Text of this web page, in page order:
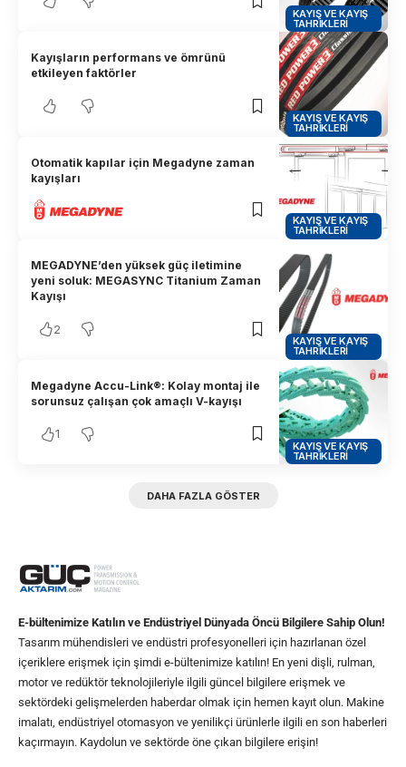
KAYIŞ VE KAYIŞ
TAHRIKLERI
KAYIŞ VE KAYIŞ
TAHRIKLERI
Kayışların performans ve ömrünü
etkileyen faktörler
KAYIŞ VE KAYIŞ
TAHRIKLERI
Otomatik kapılar için Megadyne zaman
kayışları
KAYIŞ VE KAYIŞ
TAHRIKLERI
MEGADYNE’den yüksek güç iletimine
yeni soluk: MEGASYNC Titanium Zaman
Kayışı
2
KAYIŞ VE KAYIŞ
TAHRIKLERI
Megadyne Accu-Link®: Kolay montaj ile
sorunsuz çalışan çok amaçlı V-kayışı
1
DAHA FAZLA GÖSTER
E-bültenimize Katılın ve Endüstriyel Dünyada Öncü Bilgilere Sahip Olun!
Tasarım mühendisleri ve endüstri profesyonelleri için hazırlanan özel
içeriklere erişmek için şimdi e-bültenimize katılın! En yeni dişli, rulman,
motor ve redüktör teknolojileriyle ilgili güncel bilgilere erişmek ve
sektördeki gelişmelerden haberdar olmak için hemen kayıt olun. Makine
imalatı, endüstriyel otomasyon ve yenilikçi ürünlerle ilgili en son haberleri
kaçırmayın. Kaydolun ve sektörde öne çıkan bilgilere erişin!